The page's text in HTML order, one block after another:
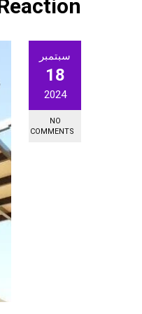
Reaction:
سبتمبر
18
2024
NO
COMMENTS